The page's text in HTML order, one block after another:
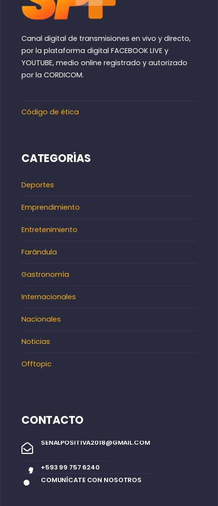
Canal digital de transmisiones en vivo y directo,
por la plataforma digital FACEBOOK LIVE y
YOUTUBE, medio online registrado y autorizado
por la CORDICOM.
Código de ética
CATEGORÍAS
Deportes
Emprendimiento
Entretenimiento
Farándula
Gastronomía
Internacionales
Nacionales
Noticias
Offtopic
CONTACTO
SENALPOSITIVA2018@GMAIL.COM
+593 99 757 6240
COMUNÍCATE CON NOSOTROS